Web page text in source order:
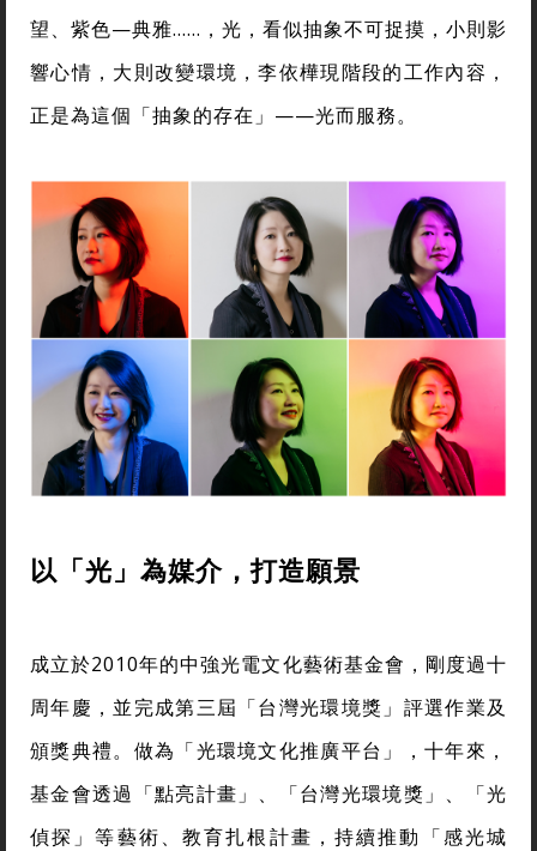
望、紫色—典雅……，光，看似抽象不可捉摸，小則影
響心情，大則改變環境，李依樺現階段的工作內容，
正是為這個「抽象的存在」——光而服務。
以「光」為媒介，打造願景
成立於2010年的中強光電文化藝術基金會，剛度過十
周年慶，並完成第三屆「台灣光環境獎」評選作業及
頒獎典禮。做為「光環境文化推廣平台」，十年來，
基金會透過「點亮計畫」、「台灣光環境獎」、「光
偵探」等藝術、教育扎根計畫，持續推動「感光城